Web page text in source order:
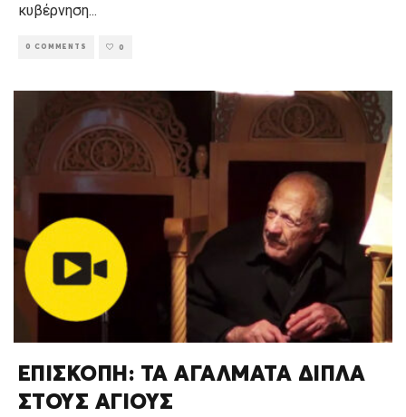
κυβέρνηση...
0 COMMENTS 0
ΕΠΙΣΚΟΠΗ: ΤΑ ΑΓΑΛΜΑΤΑ ΔΙΠΛΑ
ΣΤΟΥΣ ΑΓΙΟΥΣ